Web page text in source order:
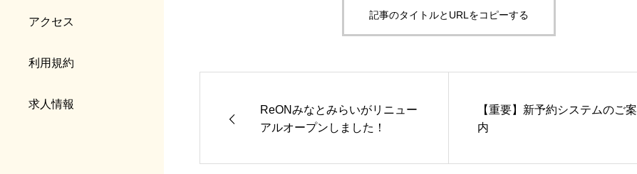
アクセス
利用規約
求人情報
記事のタイトルとURLをコピーする
ReONみなとみらいがリニュー
アルオープンしました！
【重要】新予約システムのご案
内